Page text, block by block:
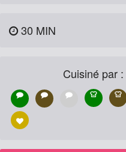
30 MIN
Cuisiné par :